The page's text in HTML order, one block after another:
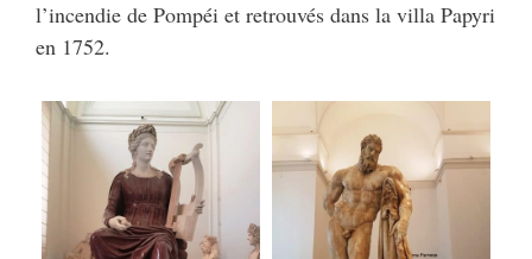
l’incendie de Pompéi et retrouvés dans la villa Papyri
en 1752.